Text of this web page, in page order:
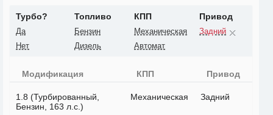
Турбо?
Да
Нет
Топливо
Бензин
Дизель
КПП
Механическая
Автомат
Привод
Задний
Модификация КПП Привод
1.8 (Турбированный,
Бензин, 163 л.с.)
Механическая Задний